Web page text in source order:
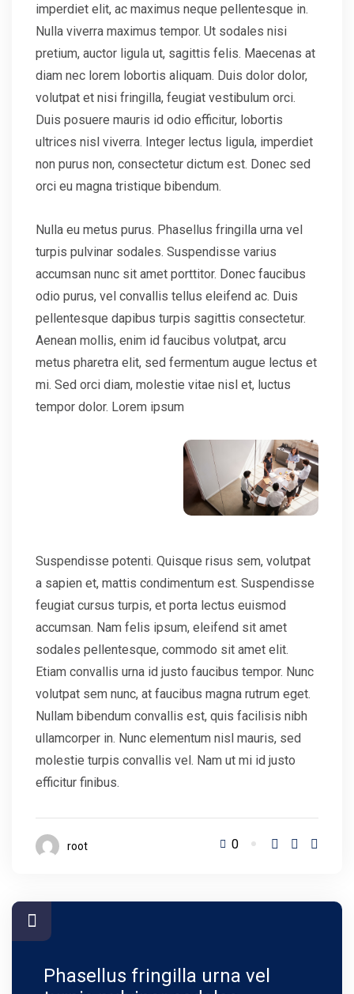
imperdiet elit, ac maximus neque pellentesque in.
Nulla viverra maximus tempor. Ut sodales nisi
pretium, auctor ligula ut, sagittis felis. Maecenas at
diam nec lorem lobortis aliquam. Duis dolor dolor,
volutpat et nisi fringilla, feugiat vestibulum orci.
Duis posuere mauris id odio efficitur, lobortis
ultrices nisl viverra. Integer lectus ligula, imperdiet
non purus non, consectetur dictum est. Donec sed
orci eu magna tristique bibendum.
Nulla eu metus purus. Phasellus fringilla urna vel
turpis pulvinar sodales. Suspendisse varius
accumsan nunc sit amet porttitor. Donec faucibus
odio purus, vel convallis tellus eleifend ac. Duis
pellentesque dapibus turpis sagittis consectetur.
Aenean mollis, enim id faucibus volutpat, arcu
metus pharetra elit, sed fermentum augue lectus et
mi. Sed orci diam, molestie vitae nisl et, luctus
tempor dolor. Lorem ipsum
Suspendisse potenti. Quisque risus sem, volutpat
a sapien et, mattis condimentum est. Suspendisse
feugiat cursus turpis, et porta lectus euismod
accumsan. Nam felis ipsum, eleifend sit amet
sodales pellentesque, commodo sit amet elit.
Etiam convallis urna id justo faucibus tempor. Nunc
volutpat sem nunc, at faucibus magna rutrum eget.
Nullam bibendum convallis est, quis facilisis nibh
ullamcorper in. Nunc elementum nisl mauris, sed
molestie turpis convallis vel. Nam ut mi id justo
efficitur finibus.
root 0
Phasellus fringilla urna vel